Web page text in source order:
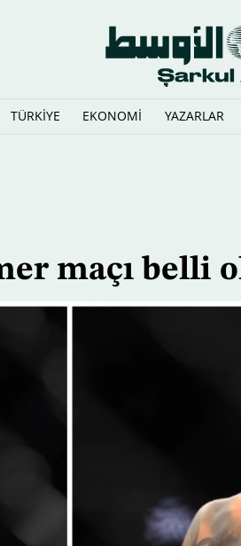
TÜRKİYE EKONOMİ YAZARLAR
maçı belli